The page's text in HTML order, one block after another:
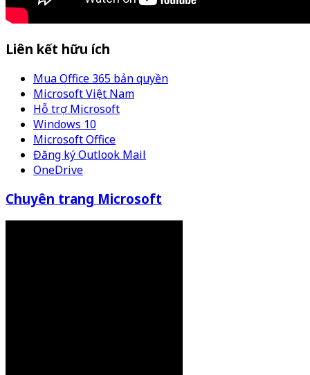
Liên kết hữu ích
Mua Office 365 bản quyền
Microsoft Việt Nam
Hỗ trợ Microsoft
Windows 10
Microsoft Office
Đăng ký Outlook Mail
OneDrive
Chuyên trang Microsoft